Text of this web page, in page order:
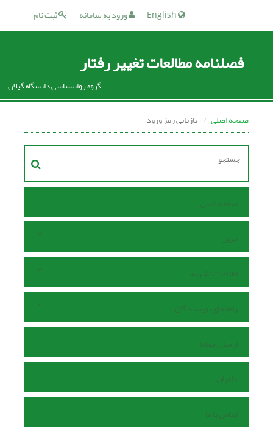
ثبت نام ورود به سامانه
فصلنامه مطالعات تغییر رفتار
گروه روانشناسی دانشگاه گیلان
صفحه اصلی بازیابی رمز ورود
صفحه اصلی
مرور
اطلاعات نشریه
راهنمای نویسندگان
ارسال مقاله
داوران
تماس با ما